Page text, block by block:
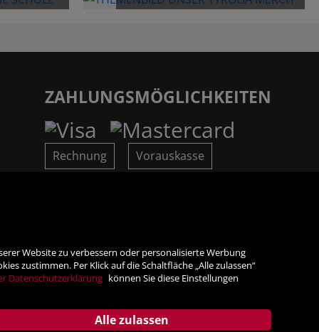
ZAHLUNGSMÖGLICHKEITEN
Rechnung Vorauskasse
Website zu verbessern oder personalisierte Werbung
zustimmen. Per Klick auf die Schaltfläche „Alle zulassen“
Datenschutzerklärung können Sie diese Einstellungen
Alle zulassen